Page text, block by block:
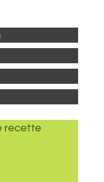
recette